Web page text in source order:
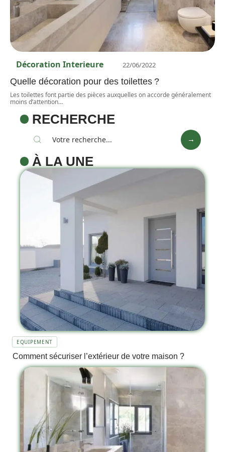
Décoration Interieure 22/06/2022
Quelle décoration pour des toilettes ?
Les toilettes font partie des pièces auxquelles on accorde généralement
moins d’attention…
RECHERCHE
À LA UNE
EQUIPEMENT
Comment sécuriser l’extérieur de votre maison ?